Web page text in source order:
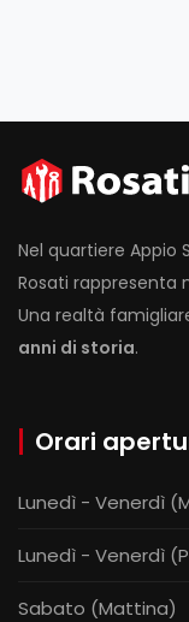
Nel quartiere Appio
Rosati rappresenta
Una realtà
anni di storia.
Orari
Lunedì - Venerdì
Lunedì - Venerdì
Sabato (Mattina)